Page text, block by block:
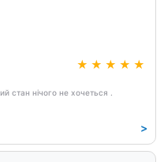
стан нічого не хочеться .
>